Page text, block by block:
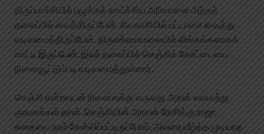
திருப்பாச்சியில் பழுக்கக் காய்ச்சிய அரிவாளை அந்தத்
தலைப்பில் வைத்திருப்பேன். சிவகாசியில் பட்டாசை வைத்து
வடிவமைத்திருப்பேன். திருண்ணாமலையில் லிங்கங்களாகக்
காட்டி இருப்பேன். இவர் தலைப்பில் செஞ்சிக் கோட்டையை
நினைவூட்டும்படி வடிவமைத்துள்ளார்.
செஞ்சி என்றவுடன் நினைவுக்கு வருவது அதன் வரலாற்று
ஞாபகங்கள் தான். செஞ்சியின் அரசன் தேசிங்கு ராஜா
கதையை நாம் கேள்விப்பட்டிருப்போம். அவரை வீழ்த்த முடியாத